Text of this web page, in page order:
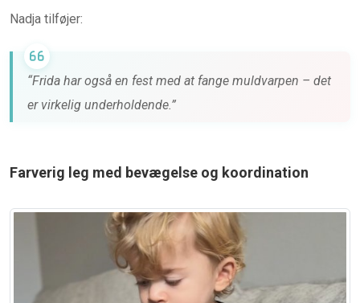
Nadja tilføjer:
“Frida har også en fest med at fange muldvarpen – det
er virkelig underholdende.”
Farverig leg med bevægelse og koordination